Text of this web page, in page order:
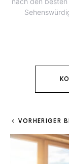
VORHERIGER